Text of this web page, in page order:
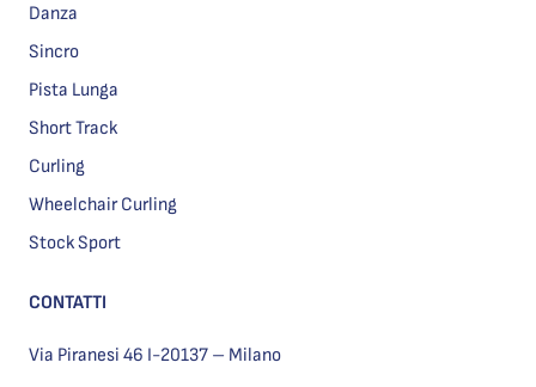
Danza
Sincro
Pista Lunga
Short Track
Curling
Wheelchair Curling
Stock Sport
CONTATTI
Via Piranesi 46 I-20137 – Milano